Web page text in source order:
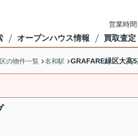
営業時
オープンハウス情報 買取査定
の物件一覧 名和駅 GRAFARE緑区大高